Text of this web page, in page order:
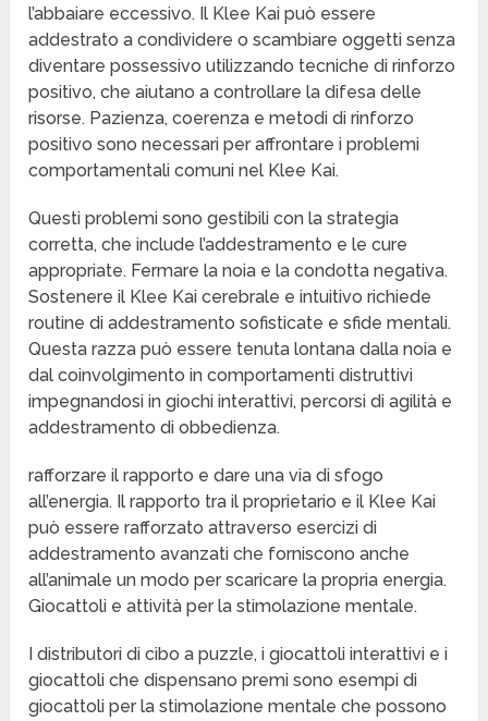
l’abbaiare eccessivo. Il Klee Kai può essere
addestrato a condividere o scambiare oggetti senza
diventare possessivo utilizzando tecniche di rinforzo
positivo, che aiutano a controllare la difesa delle
risorse. Pazienza, coerenza e metodi di rinforzo
positivo sono necessari per affrontare i problemi
comportamentali comuni nel Klee Kai.
Questi problemi sono gestibili con la strategia
corretta, che include l’addestramento e le cure
appropriate. Fermare la noia e la condotta negativa.
Sostenere il Klee Kai cerebrale e intuitivo richiede
routine di addestramento sofisticate e sfide mentali.
Questa razza può essere tenuta lontana dalla noia e
dal coinvolgimento in comportamenti distruttivi
impegnandosi in giochi interattivi, percorsi di agilità e
addestramento di obbedienza.
rafforzare il rapporto e dare una via di sfogo
all’energia. Il rapporto tra il proprietario e il Klee Kai
può essere rafforzato attraverso esercizi di
addestramento avanzati che forniscono anche
all’animale un modo per scaricare la propria energia.
Giocattoli e attività per la stimolazione mentale.
I distributori di cibo a puzzle, i giocattoli interattivi e i
giocattoli che dispensano premi sono esempi di
giocattoli per la stimolazione mentale che possono